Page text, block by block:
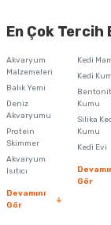
iletebilirsiniz.
Ürün resmi
Ürün
Ürün bilgilerinde
Ürün fiyatı diğer
Bu ürüne benzer
En Çok Tercih
Akvaryum
Malzemeleri
Balık Yemi
Deniz
Akvaryumu
Protein
Skimmer
Akvaryum
Isıtıcı
Devamını
Gör
Kedi
Kedi
Kumu
Silika
Kumu
Kedi Evi
Gör